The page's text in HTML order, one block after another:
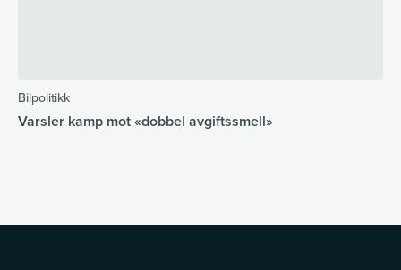
Bilpolitikk
Varsler kamp mot «dobbel avgiftssmell»